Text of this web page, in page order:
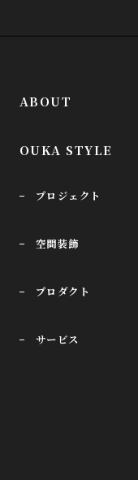
ABOUT
OUKA STYLE
プロジェクト
空間装飾
プロダクト
サービス